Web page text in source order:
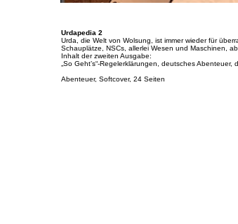
Urdapedia 2
Urda, die Welt von Wolsung, ist immer wieder für
Schauplätze, NSCs, allerlei Wesen und Maschinen,
Inhalt der zweiten Ausgabe:
„So Geht’s“-Regelerklärungen, deutsches
Abenteuer, Softcover, 24 Seiten